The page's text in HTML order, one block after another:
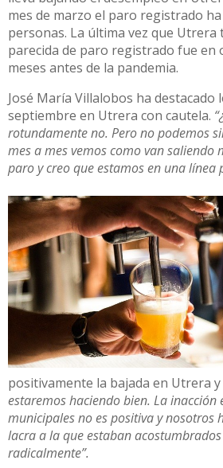
mes de marzo el paro registrado ha
personas. La última vez que Utrera
parecida de paro registrado fue en
meses antes de la pandemia.
José María Villalobos ha destacado
septiembre en Utrera con cautela.
rotundamente no. Pero no podemos
mes a mes vemos como van saliendo
paro y creo que estamos en una línea
positivamente la bajada en Utrera
estaremos haciendo bien. La inacción
municipales no es positiva y nosotros
lacra a la que estaban
radicalmente”.